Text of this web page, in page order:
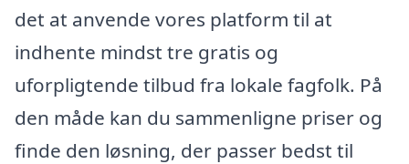
det at anvende vores platform til at
indhente mindst tre gratis og
uforpligtende tilbud fra lokale fagfolk. På
den måde kan du sammenligne priser og
finde den løsning, der passer bedst til